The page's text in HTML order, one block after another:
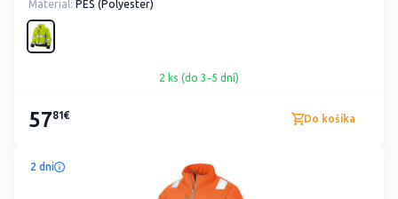
Material: PES (Polyester)
2 ks (do 3-5 dní)
5781€ Do košíka
2 dni